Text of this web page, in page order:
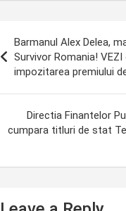
Barmanul Alex Delea,
Survivor Romania!
impozitarea premiului
Directia Finantelor
cumpara titluri de stat